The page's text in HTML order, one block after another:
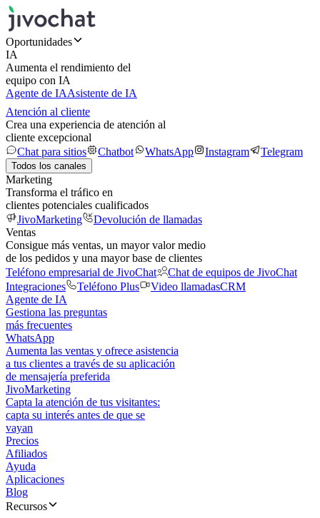
Oportunidades
IA
Aumenta el rendimiento del
equipo con IA
Agente de IAAsistente de IA
Atención al cliente
Crea una experiencia de atención al
cliente excepcional
Chat para sitios
Chatbot WhatsApp Instagram Telegram
Todos los canales
Marketing
Transforma el tráfico en
clientes potenciales cualificados
JivoMarketing
Devolución de llamadas
Ventas
Consigue más ventas, un mayor valor medio
de los pedidos y una mayor base de clientes
Teléfono empresarial de JivoChat
Chat de equipos de JivoChat
Integraciones
Teléfono Plus Video llamadasCRM
Agente de IA
Gestiona las preguntas
más frecuentes
WhatsApp
Aumenta las ventas y ofrece asistencia
a tus clientes a través de su aplicación
de mensajería preferida
JivoMarketing
Capta la atención de tus visitantes:
capta su interés antes de que se
vayan
Precios
Afiliados
Ayuda
Aplicaciones
Blog
Recursos